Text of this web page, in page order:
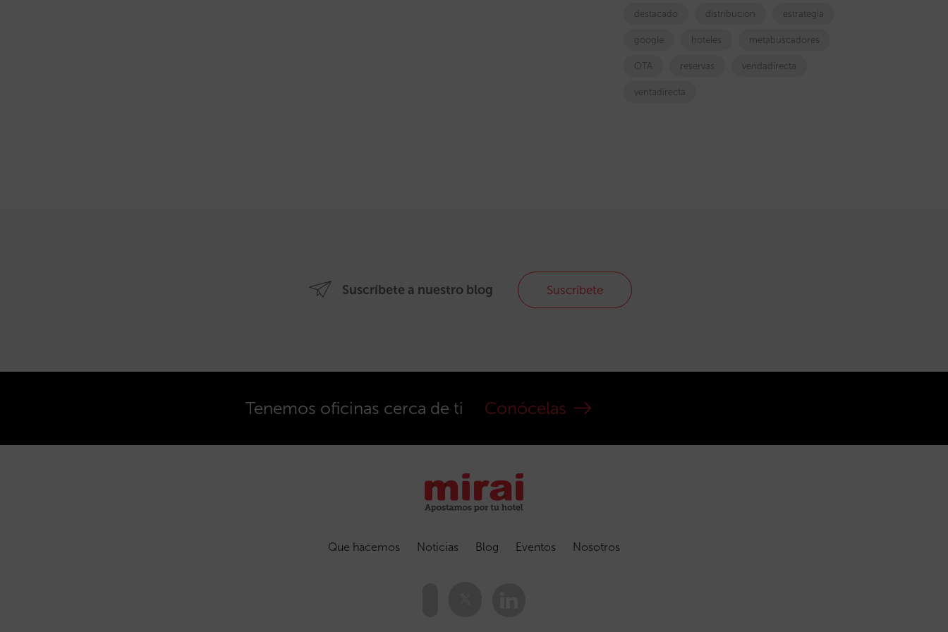
destacado distribucion estrategia
google hoteles metabuscadores
OTA reservas vendadirecta
ventadirecta
Suscríbete a nuestro blog Suscríbete
Tenemos oficinas cerca de ti Conócelas
Que hacemos Noticias Blog Eventos Nosotros